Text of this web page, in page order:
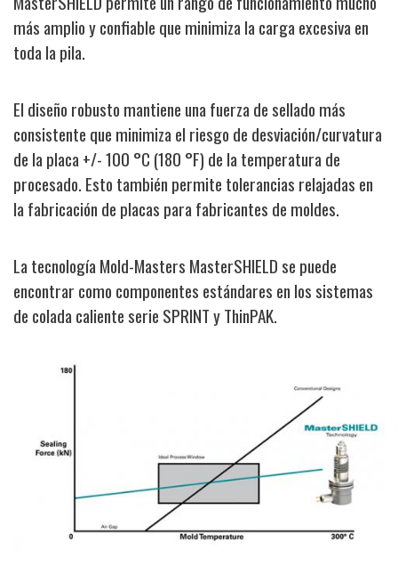
más amplio y confiable que minimiza la carga excesiva en
toda la pila.
El diseño robusto mantiene una fuerza de sellado más
consistente que minimiza el riesgo de desviación/curvatura
de la placa +/- 100 °C (180 °F) de la temperatura de
procesado. Esto también permite tolerancias relajadas en
la fabricación de placas para fabricantes de moldes.
La tecnología Mold-Masters MasterSHIELD se puede
encontrar como componentes estándares en los sistemas
de colada caliente serie SPRINT y ThinPAK.